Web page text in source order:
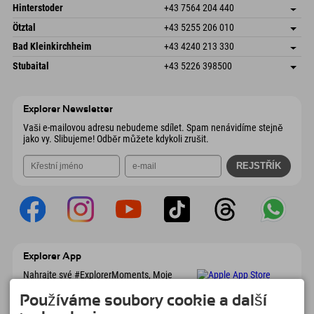
Rakousko
Objednat
Schmiedau 2
Rakousko
Uložit adresu
Objednat
Hinterstoder +43 7564 204 440
Freizeitpark 10
Rakousko
Uložit adresu
Objednat
Ötztal +43 5255 206 010
Gscheat 14
Rakousko
Uložit adresu
Objednat
Bad Kleinkirchheim +43 4240 213 330
Dorfstraße 24
Uložit adresu
Stubaital +43 5226 398500
Explorer Newsletter
Vaši e-mailovou adresu nebudeme sdílet. Spam nenávidíme stejně
jako vy. Slibujeme! Odběr můžete kdykoli zrušit.
Explorer App
Nahrajte své #ExplorerMoments, Moje
seznamem míst, která chcete navštívit,
přehledem restaurací a mnoha dalšími
Používáme soubory cookie a další